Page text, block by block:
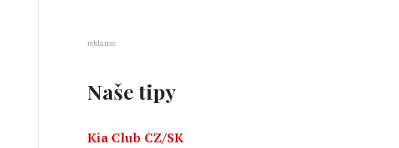
reklama
Naše tipy
Kia Club CZ/SK